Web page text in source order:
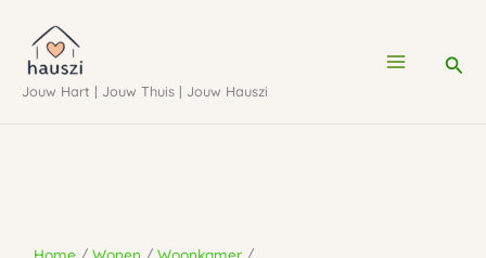
naar
deJouw Hart | Jouw Thuis | Jouw Hauszi